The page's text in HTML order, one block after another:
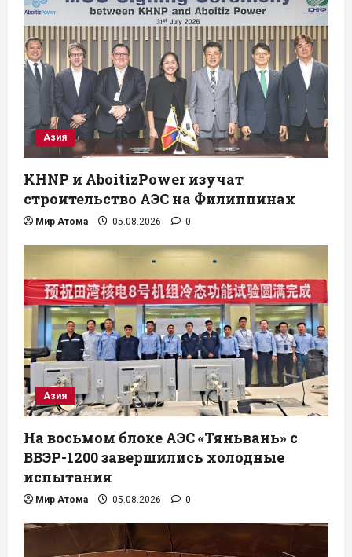
Азия
KHNP и AboitizPower изучат
строительство АЭС на Филиппинах
Мир Атома 05.08.2026 0
Азия
На восьмом блоке АЭС «Тяньвань» с
ВВЭР-1200 завершились холодные
испытания
Мир Атома 05.08.2026 0